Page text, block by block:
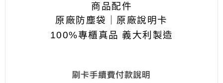
商品配件
原廠防塵袋｜原廠說明卡
100%專櫃真品 義大利製造